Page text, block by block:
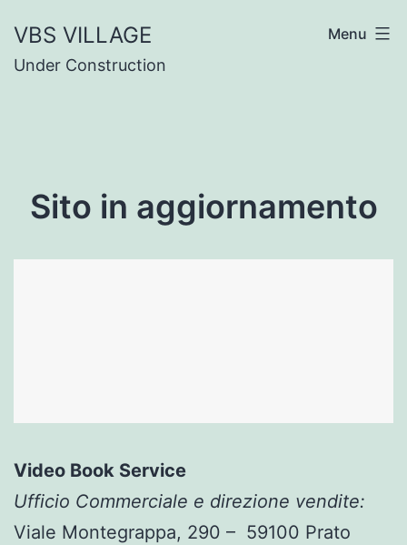
contenuto
VBS VILLAGE
Under Construction
Menu
Sito in aggiornamento
Video Book Service
Ufficio Commerciale e direzione vendite:
Viale Montegrappa, 290 – 59100 Prato